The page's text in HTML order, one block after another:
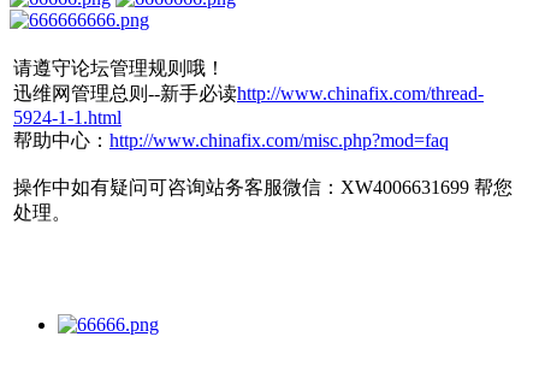
请遵守论坛管理规则哦！
迅维网管理总则--新手必读http://www.chinafix.com/thread-
5924-1-1.html
帮助中心： http://www.chinafix.com/misc.php?mod=faq
操作中如有疑问可咨询站务客服微信：XW4006631699 帮您
处理。